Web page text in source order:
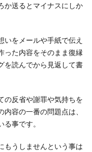
か送るとマイナスにしか
いをメールや手紙で伝え
った内容をそのまま復縁
を読んでから見返して書
の反省や謝罪や気持ちを
容の一番の問題点は、
事です。
もうしませんという事は